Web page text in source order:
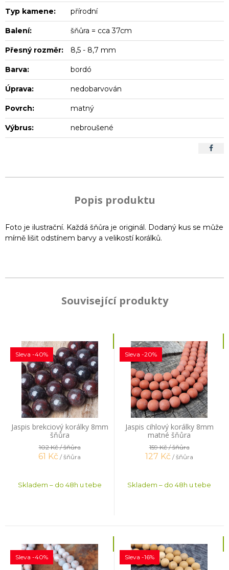
Typ kamene: přírodní
Balení: šňůra = cca 37cm
Přesný rozměr: 8,5 - 8,7 mm
Barva: bordó
Úprava: nedobarvován
Povrch: matný
Výbrus: nebroušené
Popis produktu
Foto je ilustrační. Každá šňůra je originál. Dodaný kus se může
mírně lišit odstínem barvy a velikostí korálků.
Související produkty
Jaspis brekciový korálky 8mm
šňůra
Sleva -40%
102 Kč/ šňůra
61 Kč / šňůra
Skladem – do 48h u tebe
Jaspis cihlový korálky 8mm
matné šňůra
Sleva -20%
159 Kč/ šňůra
127 Kč / šňůra
Skladem – do 48h u tebe
Sleva -40% Sleva -16%